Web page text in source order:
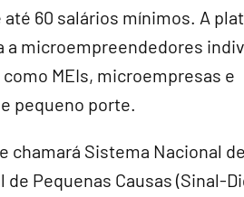
60 salários mínimos. A
a microempreendedores
MEIs, microempresas e
pequeno porte.
chamará Sistema Nacional
de Pequenas Causas (Sinal-